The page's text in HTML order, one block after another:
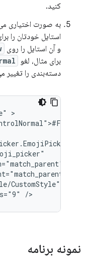
کنید.
به صورت اختیاری
استایل خودتان را
و آن استایل را روی
برای مثال، لغو
دسته‌بندی را تغییر
نمونه برنامه